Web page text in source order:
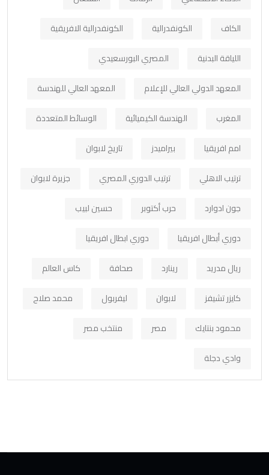
الكاف
الكونفدرالية
الكونفدرالية الافريقية
اللياقة البدنية
المصري البورسعيدي
المعهد الدولي العالي للإعلام
المعهد العالي للهندسة
المغرب
الهندسة الكيميائية
الوسائط المتعددة
امم افريقيا
بيراميدز
تاريخ لابوان
ترتيب الاهلي
ترتيب الدوري المصري
جزيرة لابوان
جون ادوارد
حرب أكتوبر
حسين لبيب
دوري أبطال افريقيا
دوري ابطال افريقيا
ريال مدريد
رينارد صحافة
كاس العالم
كايزر تشيفز
لابوان ليفربول
محمد صلاح
محمود بنتايك
مصر
منتخب مصر
وادي دجلة